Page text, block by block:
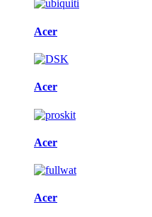
Acer
Acer
Acer
Acer